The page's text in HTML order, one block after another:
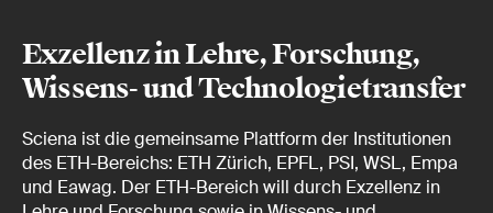
Exzellenz in Lehre, Forschung,
Wissens- und Technologietransfer
Sciena ist die gemeinsame Plattform der Institutionen
des ETH-Bereichs: ETH Zürich, EPFL, PSI, WSL, Empa
und Eawag. Der ETH-Bereich will durch Exzellenz in